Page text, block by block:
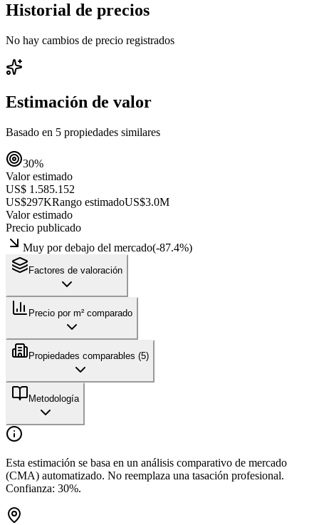
Historial de precios
No hay cambios de precio registrados
Estimación de valor
Basado en 5 propiedades similares
30%
Valor estimado
US$ 1.585.152
US$297KRango estimadoUS$3.0M
Valor estimado
Precio publicado
Muy por debajo del mercado(-87.4%)
Factores de valoración
Precio por m² comparado
Propiedades comparables (5)
Metodología
Esta estimación se basa en un análisis comparativo de mercado
(CMA) automatizado. No reemplaza una tasación profesional.
Confianza: 30%.